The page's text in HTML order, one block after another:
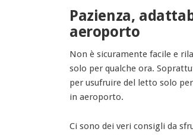
Pazienza,
aeroporto
Non è sicuramente facile e
solo per qualche ora.
per usufruire del letto solo
in aeroporto.
Ci sono dei veri consigli da